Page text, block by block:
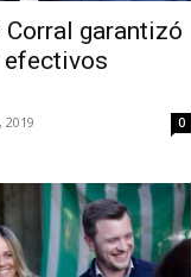
garantizó
efectivos
2019 0